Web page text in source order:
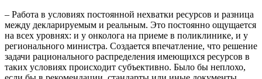
– Работа в условиях постоянной нехватки ресурсов и разница
между декларируемым и реальным. Это постоянно ощущается
на всех уровнях: и у онколога на приеме в поликлинике, и у
регионального министра. Создается впечатление, что решение
задачи рационального распределения имеющихся ресурсов в
таких условиях происходит субъективно. Было бы неплохо,